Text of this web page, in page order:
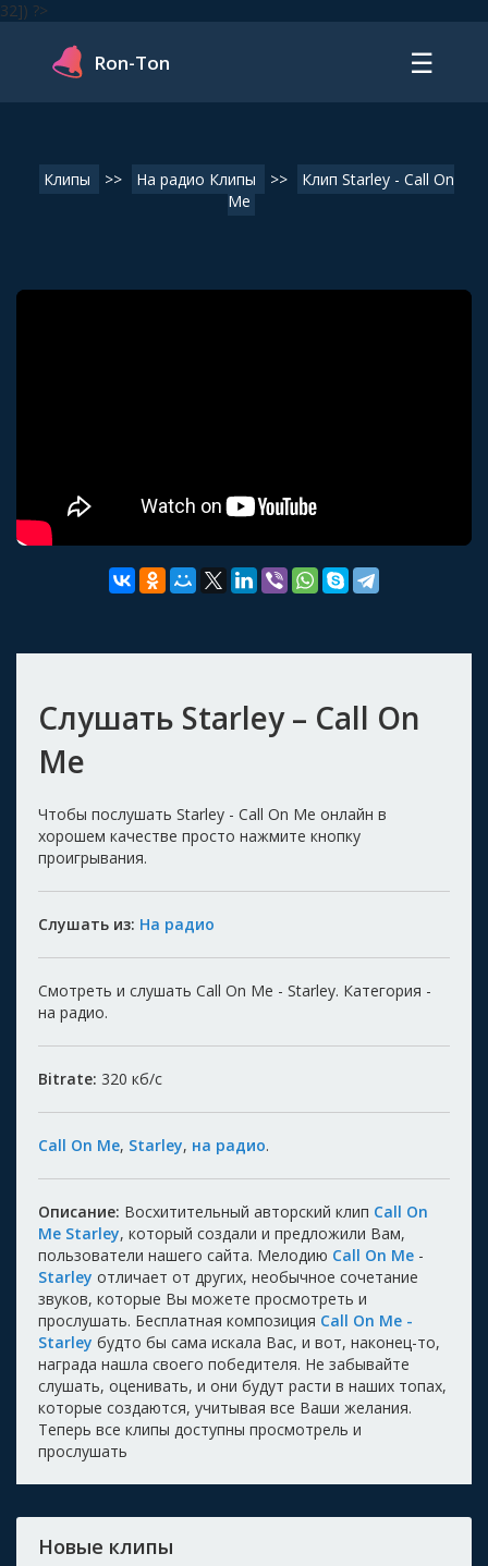
32]) ?>
Ron-Ton ☰
Клипы >> На радио Клипы >>
Клип Starley - Call On
Me
Слушать Starley – Call On
Me
Чтобы послушать Starley - Call On Me онлайн в
хорошем качестве просто нажмите кнопку
проигрывания.
Слушать из: На радио
Смотреть и слушать Call On Me - Starley. Категория -
на радио.
Bitrate: 320 кб/с
Call On Me, Starley, на радио.
Описание: Восхитительный авторский клип Call On
Me Starley, который создали и предложили Вам,
пользователи нашего сайта. Мелодию Call On Me -
Starley отличает от других, необычное сочетание
звуков, которые Вы можете просмотреть и
прослушать. Бесплатная композиция Call On Me -
Starley будто бы сама искала Вас, и вот, наконец-то,
награда нашла своего победителя. Не забывайте
слушать, оценивать, и они будут расти в наших топах,
которые создаются, учитывая все Ваши желания.
Теперь все клипы доступны просмотрель и
прослушать
Новые клипы